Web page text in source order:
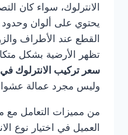
الانترلوك، سواء كان
يحتوي على ألوان
القطع عند الأطراف
تظهر الأرضية بشكل
سعر تركيب الانترلوك
وليس مجرد عمالة
من مميزات التعامل مع
العميل في اختيار نوع